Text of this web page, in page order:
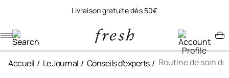
Livraison gratuite dès 50€
Accueil Le Journal Conseils d'experts Routine de soin